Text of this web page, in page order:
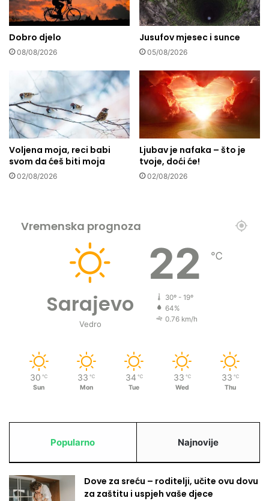
j
u
d
i
o
m
e
k
n
a
š
a
s
r
Dobro djelo
08/08/2026
Jusufov mjesec i sunce
05/08/2026
Voljena moja, reci babi
svom da ćeš biti moja
02/08/2026
Ljubav je nafaka – što je
tvoje, doći će!
02/08/2026
Vremenska prognoza
Sarajevo
Vedro
22 ℃
30º - 19º
64%
0.76 km/h
30 ℃
Sun
33 ℃
Mon
34 ℃
Tue
33 ℃
Wed
33 ℃
Thu
Popularno Najnovije
Dove za sreću – roditelji, učite ovu dovu
za zaštitu i uspjeh vaše djece